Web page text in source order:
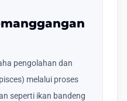
pengolahan dan
melalui proses
seperti ikan bandeng